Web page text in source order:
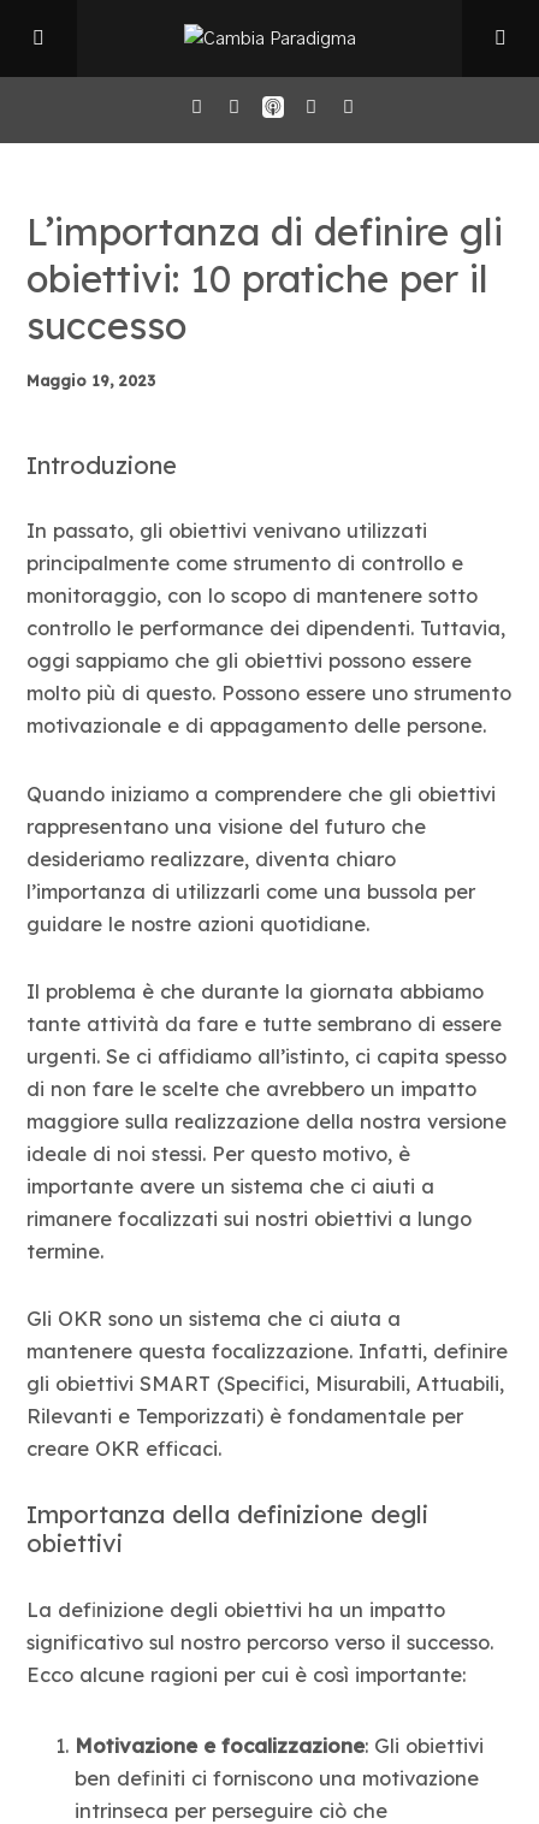
Il Podcast
Chi sono
Book Club
Blog
Contatti
L’importanza di definire gli
obiettivi: 10 pratiche per il
successo
Maggio 19, 2023
Introduzione
In passato, gli obiettivi venivano utilizzati
principalmente come strumento di controllo e
monitoraggio, con lo scopo di mantenere sotto
controllo le performance dei dipendenti. Tuttavia,
oggi sappiamo che gli obiettivi possono essere
molto più di questo. Possono essere uno strumento
motivazionale e di appagamento delle persone.
Quando iniziamo a comprendere che gli obiettivi
rappresentano una visione del futuro che
desideriamo realizzare, diventa chiaro
l’importanza di utilizzarli come una bussola per
guidare le nostre azioni quotidiane.
Il problema è che durante la giornata abbiamo
tante attività da fare e tutte sembrano di essere
urgenti. Se ci affidiamo all’istinto, ci capita spesso
di non fare le scelte che avrebbero un impatto
maggiore sulla realizzazione della nostra versione
ideale di noi stessi. Per questo motivo, è
importante avere un sistema che ci aiuti a
rimanere focalizzati sui nostri obiettivi a lungo
termine.
Gli OKR sono un sistema che ci aiuta a
mantenere questa focalizzazione. Infatti, definire
gli obiettivi SMART (Specifici, Misurabili, Attuabili,
Rilevanti e Temporizzati) è fondamentale per
creare OKR efficaci.
Importanza della definizione degli
obiettivi
La definizione degli obiettivi ha un impatto
significativo sul nostro percorso verso il successo.
Ecco alcune ragioni per cui è così importante:
Motivazione e focalizzazione: Gli obiettivi
ben definiti ci forniscono una motivazione
intrinseca per perseguire ciò che